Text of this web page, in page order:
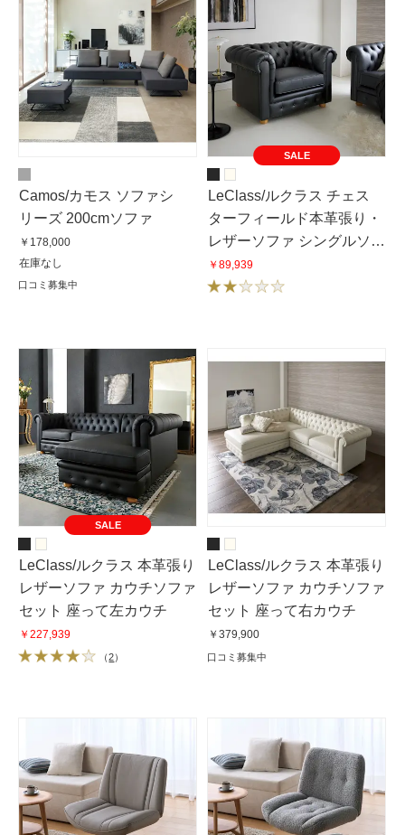
Camos/カモス ソファシ
リーズ 200cmソファ
￥178,000
在庫なし
口コミ募集中
SALE
LeClass/ルクラス チェス
ターフィールド本革張り・
レザーソファ シングルソ
ファ 1掛けソファ 幅113cm
￥89,939
SALE
LeClass/ルクラス 本革張り
レザーソファ カウチソファ
セット 座って左カウチ
￥227,939
（2）
LeClass/ルクラス 本革張り
レザーソファ カウチソファ
セット 座って右カウチ
￥379,900
口コミ募集中